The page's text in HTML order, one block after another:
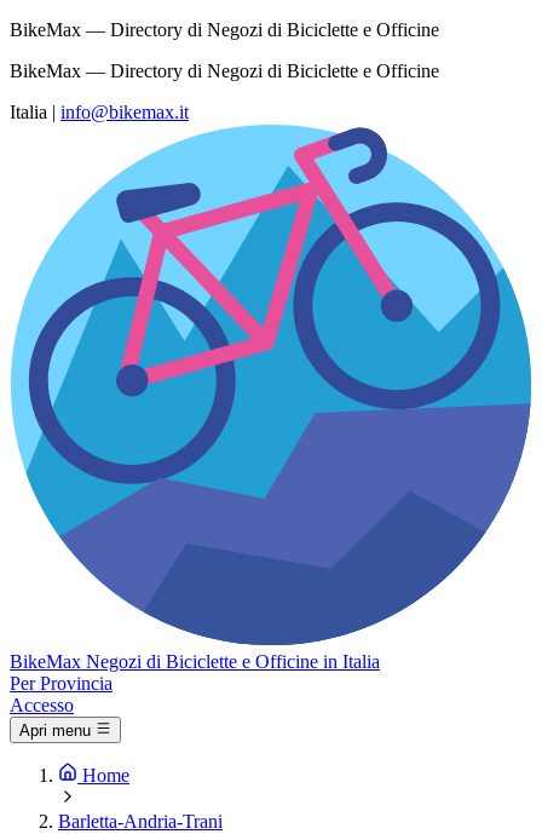
BikeMax — Directory di Negozi di Biciclette e Officine
BikeMax — Directory di Negozi di Biciclette e Officine
Italia | info@bikemax.it
BikeMax Negozi di Biciclette e Officine in Italia
Per Provincia
Accesso
Apri menu
Home
Barletta-Andria-Trani